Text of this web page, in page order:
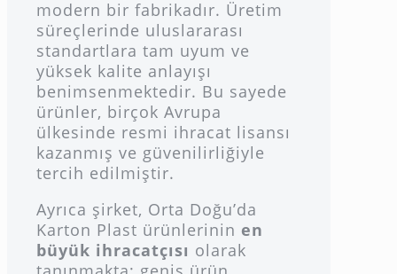
modern bir fabrikadır. Üretim
süreçlerinde uluslararası
standartlara tam uyum ve
yüksek kalite anlayışı
benimsenmektedir. Bu sayede
ürünler, birçok Avrupa
ülkesinde resmi ihracat lisansı
kazanmış ve güvenilirliğiyle
tercih edilmiştir.
Ayrıca şirket, Orta Doğu’da
Karton Plast ürünlerinin en
büyük ihracatçısı olarak